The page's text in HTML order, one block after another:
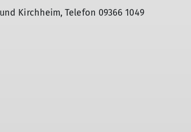
Kirchheim, Telefon 09366 1049